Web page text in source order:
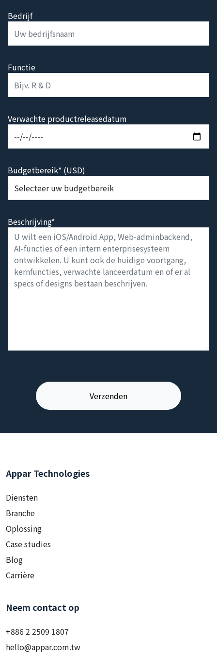
Bedrijf
Functie
Verwachte productreleasedatum
Budgetbereik* (USD)
Beschrijving*
Appar Technologies
Diensten
Branche
Oplossing
Case studies
Blog
Carrière
Neem contact op
+886 2 2509 1807
hello@appar.com.tw